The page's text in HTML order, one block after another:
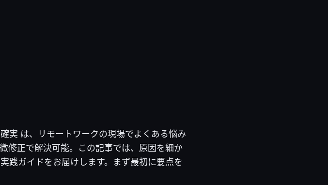
実 は、リモートワークの現場でよくある悩み
修正で解決可能。この記事では、原因を細か
践ガイドをお届けします。まず最初に要点を